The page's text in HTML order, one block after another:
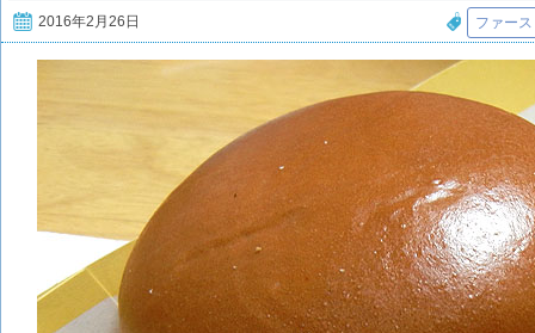
2016年2月26日 ファー